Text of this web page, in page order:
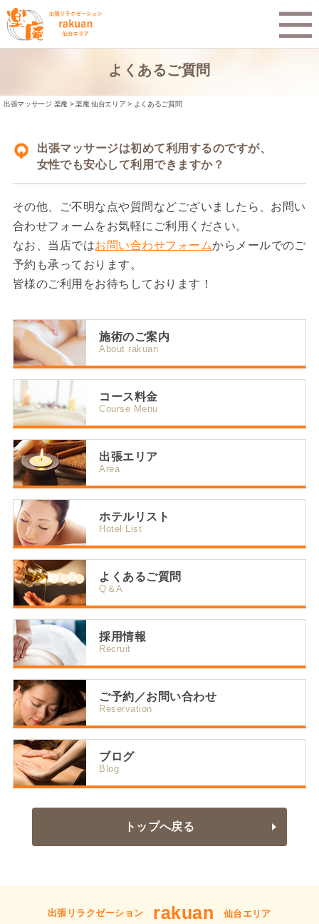
よくあるご質問
出張マッサージ 楽庵>楽庵 仙台エリア > よくあるご質問
出張マッサージは初めて利用するのですが、
女性でも安心して利用できますか？
その他、ご不明な点や質問などございましたら、お問い
合わせフォームをお気軽にご利用ください。
なお、当店ではお問い合わせフォームからメールでのご
予約も承っております。
皆様のご利用をお待ちしております！
施術のご案内
About rakuan
コース料金
Course Menu
出張エリア
Area
ホテルリスト
Hotel List
よくあるご質問
Q＆A
採用情報
Recruit
ご予約／お問い合わせ
Reservation
ブログ
Blog
トップへ戻る
出張リラクゼーション rakuan 仙台エリア